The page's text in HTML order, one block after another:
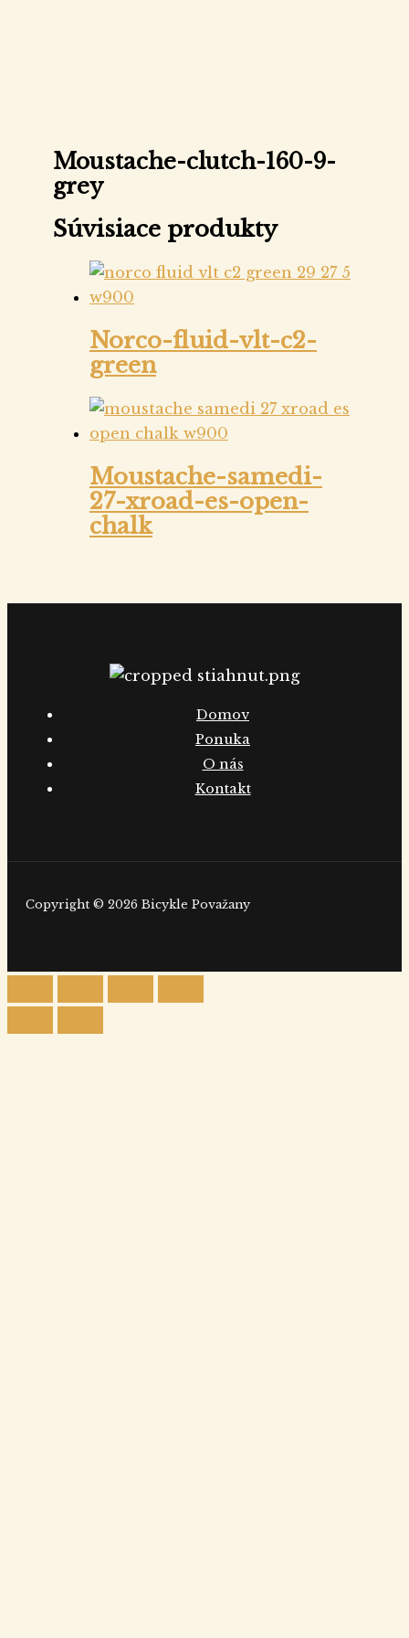
Moustache-clutch-160-9-
grey
Súvisiace produkty
Norco-fluid-vlt-c2-
green
Moustache-samedi-
27-xroad-es-open-
chalk
Domov
Ponuka
O nás
Kontakt
Copyright © 2026 Bicykle Považany